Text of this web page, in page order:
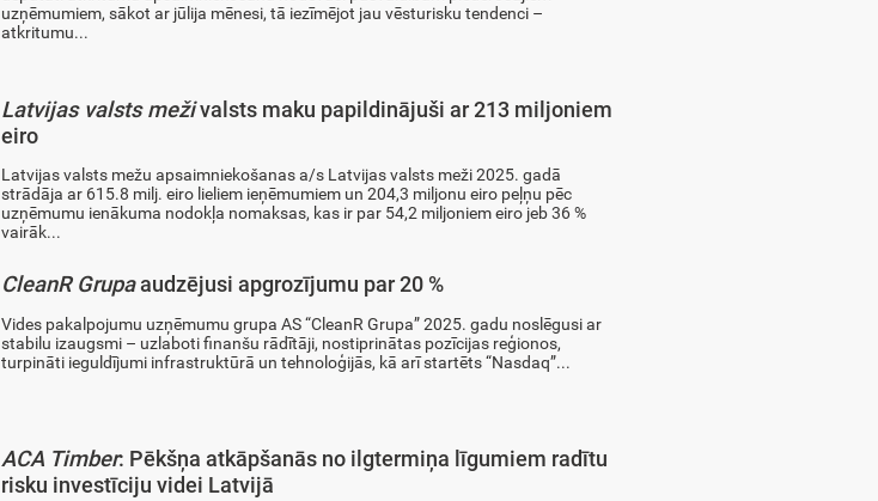
uzņēmumiem, sākot ar jūlija mēnesi, tā iezīmējot jau vēsturisku tendenci –
atkritumu...
Latvijas valsts meživalsts maku papildinājuši ar 213 miljoniem
eiro
Latvijas valsts mežu apsaimniekošanas a/s Latvijas valsts meži 2025. gadā
strādāja ar 615.8 milj. eiro lieliem ieņēmumiem un 204,3 miljonu eiro peļņu pēc
uzņēmumu ienākuma nodokļa nomaksas, kas ir par 54,2 miljoniem eiro jeb 36 %
vairāk...
CleanR Grupaaudzējusi apgrozījumu par 20 %
Vides pakalpojumu uzņēmumu grupa AS “CleanR Grupa” 2025. gadu noslēgusi ar
stabilu izaugsmi – uzlaboti finanšu rādītāji, nostiprinātas pozīcijas reģionos,
turpināti ieguldījumi infrastruktūrā un tehnoloģijās, kā arī startēts “Nasdaq”...
ACA Timber: Pēkšņa atkāpšanās no ilgtermiņa līgumiem radītu
risku investīciju videi Latvijā